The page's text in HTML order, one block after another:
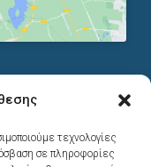
τεχνολογίες
σε πληροφορίες